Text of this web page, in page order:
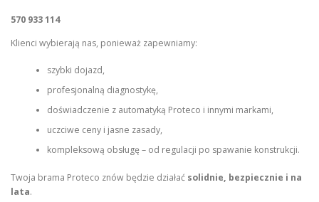
570 933 114
Klienci wybierają nas, ponieważ zapewniamy:
szybki dojazd,
profesjonalną diagnostykę,
doświadczenie z automatyką Proteco i innymi markami,
uczciwe ceny i jasne zasady,
kompleksową obsługę – od regulacji po spawanie konstrukcji.
Twoja brama Proteco znów będzie działać solidnie, bezpiecznie i na
lata.